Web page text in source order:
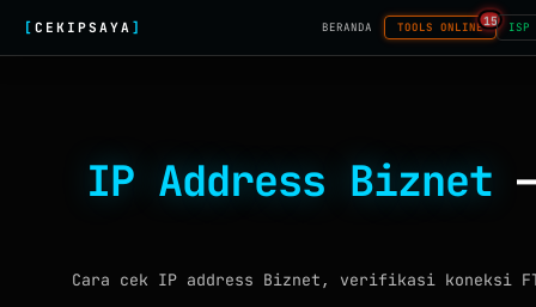
[ CEKIPSAYA ] BERANDA TOOLS ONLINE15 ISP
IP Address Biznet
Cara cek IP address Biznet, verifikasi koneksi